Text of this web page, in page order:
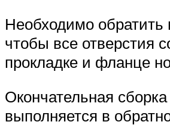
Необходимо обратить
чтобы все отверстия
прокладке и фланце
Окончательная сборка
выполняется в